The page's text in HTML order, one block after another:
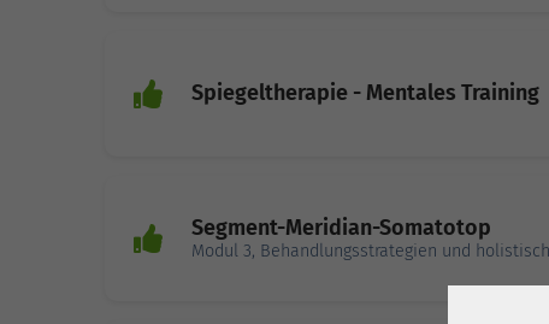
Spiegeltherapie - Mentales Training
Segment-Meridian-Somatotop
Modul 3, Behandlungsstrategien und